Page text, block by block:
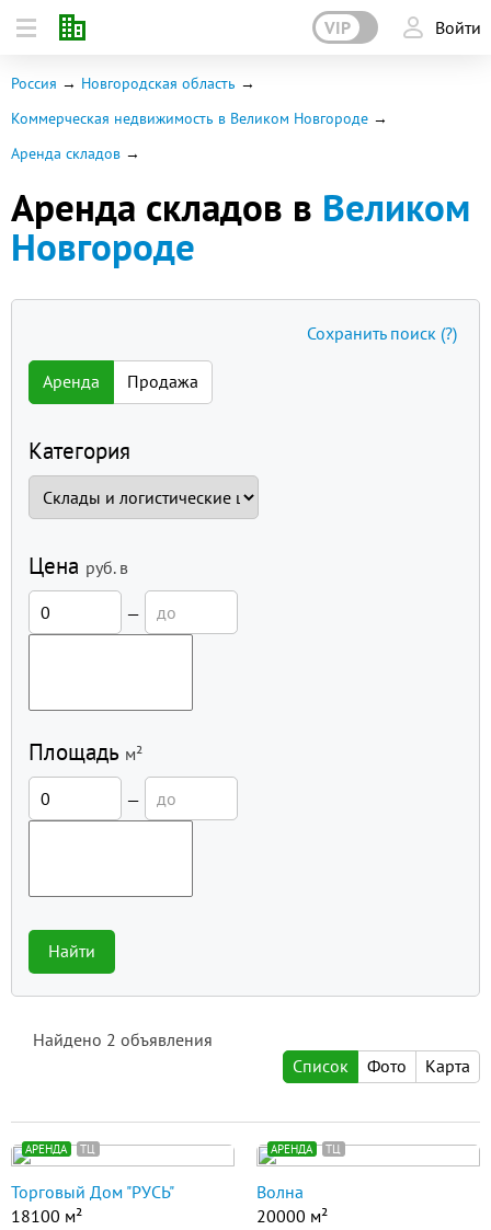
VIP Войти
Россия
Новгородская область
Коммерческая недвижимость в Великом Новгороде
Аренда складов
Аренда складов в Великом
Новгороде
Аренда Продажа
Категория
Цена руб. в
—
Площадь м²
—
Найти
Сохранить поиск (?)
Найдено 2 объявления
Список
Фото Карта
АРЕНДА ТЦ
Торговый Дом "РУСЬ"
18100 м²
АРЕНДА ТЦ
Волна
20000 м²